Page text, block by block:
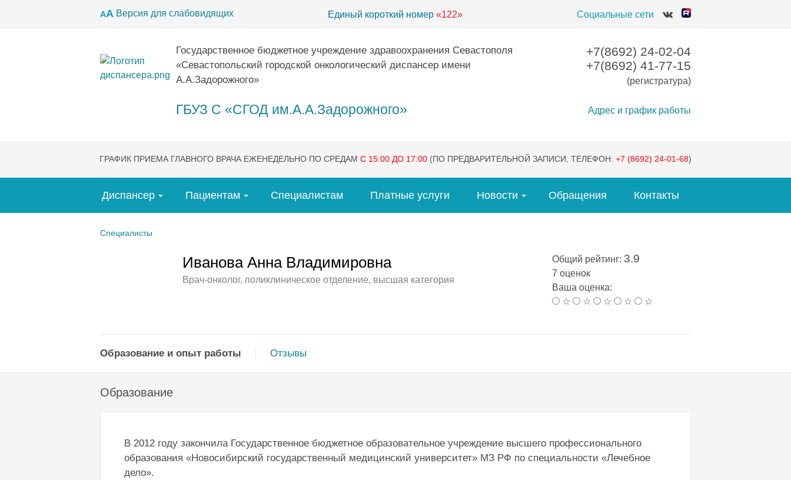
АА Версия для слабовидящих Единый короткий номер «122» Социальные сети
Государственное бюджетное учреждение здравоохранения Севастополя
«Севастопольский городской онкологический диспансер имени
А.А.Задорожного»
ГБУЗ С «СГОД им.А.А.Задорожного»
+7(8692) 24-02-04
+7(8692) 41-77-15
(регистратура)
Адрес и график работы
ГРАФИК ПРИЕМА ГЛАВНОГО ВРАЧА ЕЖЕНЕДЕЛЬНО ПО СРЕДАМ С 15:00 ДО 17:00 (ПО ПРЕДВАРИТЕЛЬНОЙ ЗАПИСИ, ТЕЛЕФОН: +7 (8692) 24-01-68)
Диспансер Пациентам Специалистам Платные услуги Новости Обращения Контакты
Специалисты
Иванова Анна Владимировна
Врач-онколог, поликлиническое отделение, высшая категория
Общий рейтинг: 3.9
7 оценок
Ваша оценка:
☆
☆ ☆ ☆ ☆
Образование и опыт работы Отзывы
Образование
В 2012 году закончила Государственное бюджетное образовательное учреждение высшего профессионального
образования «Новосибирский государственный медицинский университет» МЗ РФ по специальности «Лечебное
дело».